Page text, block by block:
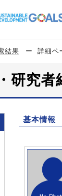
結果 詳細ペ
研究
基本情報